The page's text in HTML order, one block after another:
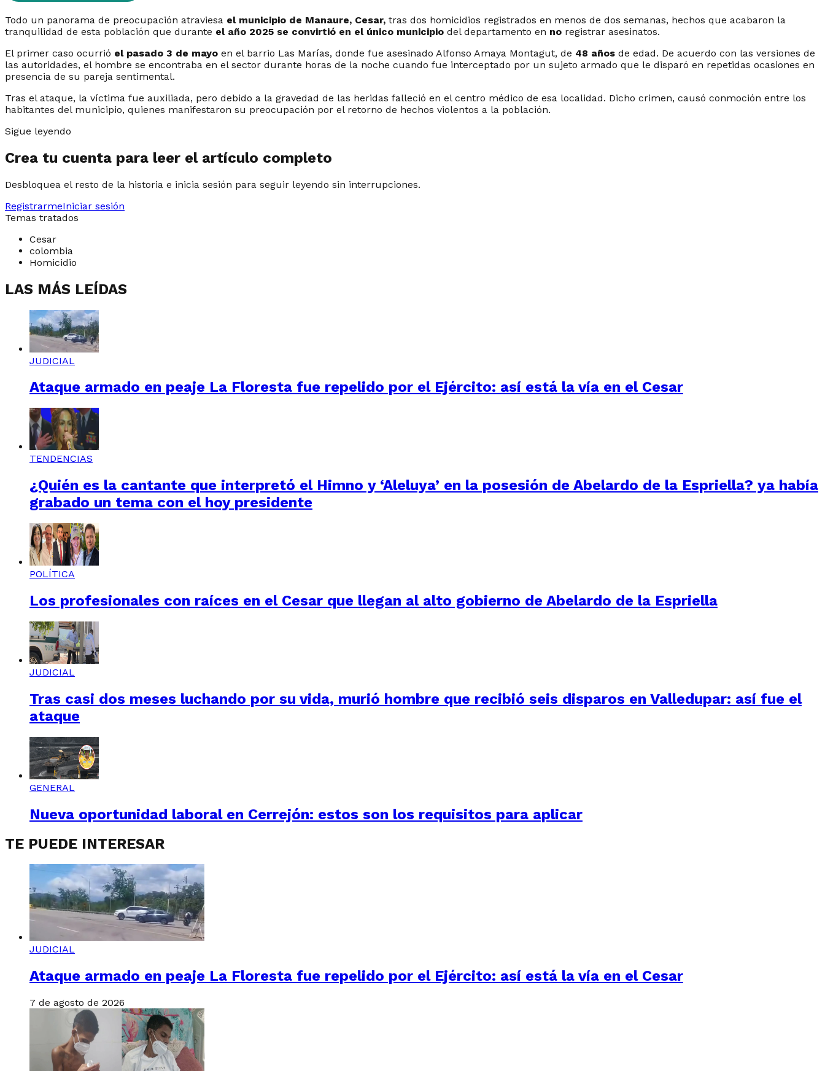
Todo un panorama de preocupación atraviesa el municipio de Manaure, Cesar, tras dos homicidios registrados en menos de dos semanas, hechos que acabaron la
tranquilidad de esta población que durante el año 2025 se convirtió en el único municipio del departamento en no registrar asesinatos.
El primer caso ocurrió el pasado 3 de mayo en el barrio Las Marías, donde fue asesinado Alfonso Amaya Montagut, de 48 años de edad. De acuerdo con las versiones de
las autoridades, el hombre se encontraba en el sector durante horas de la noche cuando fue interceptado por un sujeto armado que le disparó en repetidas ocasiones en
presencia de su pareja sentimental.
Tras el ataque, la víctima fue auxiliada, pero debido a la gravedad de las heridas falleció en el centro médico de esa localidad. Dicho crimen, causó conmoción entre los
habitantes del municipio, quienes manifestaron su preocupación por el retorno de hechos violentos a la población.
Sigue leyendo
Crea tu cuenta para leer el artículo completo
Desbloquea el resto de la historia e inicia sesión para seguir leyendo sin interrupciones.
RegistrarmeIniciar sesión
Temas tratados
Cesar
colombia
Homicidio
LAS MÁS LEÍDAS
JUDICIAL
Ataque armado en peaje La Floresta fue repelido por el Ejército: así está la vía en el Cesar
TENDENCIAS
¿Quién es la cantante que interpretó el Himno y ‘Aleluya’ en la posesión de Abelardo de la Espriella? ya había
grabado un tema con el hoy presidente
POLÍTICA
Los profesionales con raíces en el Cesar que llegan al alto gobierno de Abelardo de la Espriella
JUDICIAL
Tras casi dos meses luchando por su vida, murió hombre que recibió seis disparos en Valledupar: así fue el
ataque
GENERAL
Nueva oportunidad laboral en Cerrejón: estos son los requisitos para aplicar
TE PUEDE INTERESAR
JUDICIAL
Ataque armado en peaje La Floresta fue repelido por el Ejército: así está la vía en el Cesar
7 de agosto de 2026